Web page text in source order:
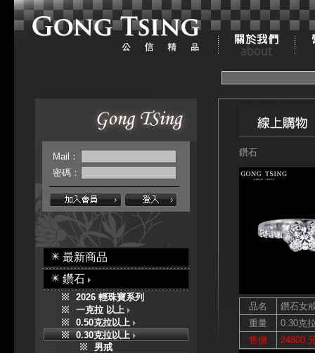
Mail：
密碼：
最新商品
鑽石
2026 輕珠寶系列
一克拉 以上
0.50克拉以上
0.30克拉以上
男戒
鑽石
品名
鑽石女
重量
0.30克
售價
24800